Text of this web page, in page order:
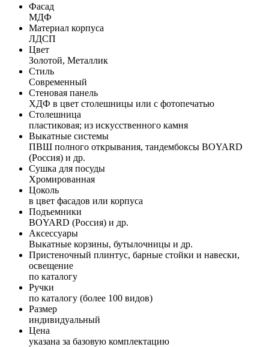
Фасад
МДФ
Материал корпуса
ЛДСП
Цвет
Золотой, Металлик
Стиль
Современный
Стеновая панель
ХДФ в цвет столешницы или с фотопечатью
Столешница
пластиковая; из искусственного камня
Выкатные системы
ПВШ полного открывания, тандембоксы BOYARD
(Россия) и др.
Сушка для посуды
Хромированная
Цоколь
в цвет фасадов или корпуса
Подъемники
BOYARD (Россия) и др.
Аксессуары
Выкатные корзины, бутылочницы и др.
Пристеночный плинтус, барные стойки и навески,
освещение
по каталогу
Ручки
по каталогу (более 100 видов)
Размер
индивидуальный
Цена
указана за базовую комплектацию